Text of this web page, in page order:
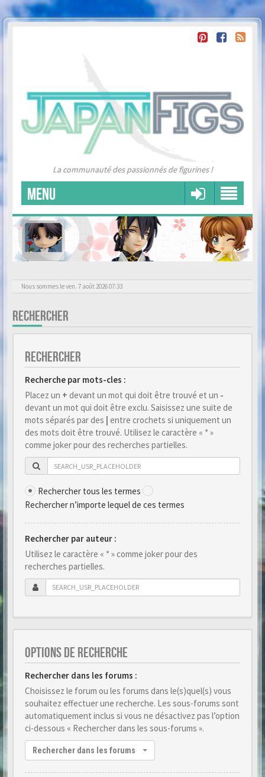
La communauté des passionnés de figurines !
MENU
Nous sommes le ven. 7 août 2026 07:33
RECHERCHER
RECHERCHER
Recherche par mots-cles :
Placez un + devant un mot qui doit être trouvé et un -
devant un mot qui doit être exclu. Saisissez une suite de
mots séparés par des | entre crochets si uniquement un
des mots doit être trouvé. Utilisez le caractère « * »
comme joker pour des recherches partielles.
Rechercher tous les termes
Rechercher n’importe lequel de ces termes
Rechercher par auteur :
Utilisez le caractère « * » comme joker pour des
recherches partielles.
OPTIONS DE RECHERCHE
Rechercher dans les forums :
Choisissez le forum ou les forums dans le(s)quel(s) vous
souhaitez effectuer une recherche. Les sous-forums sont
automatiquement inclus si vous ne désactivez pas l’option
ci-dessous « Rechercher dans les sous-forums ».
Rechercher dans les forums